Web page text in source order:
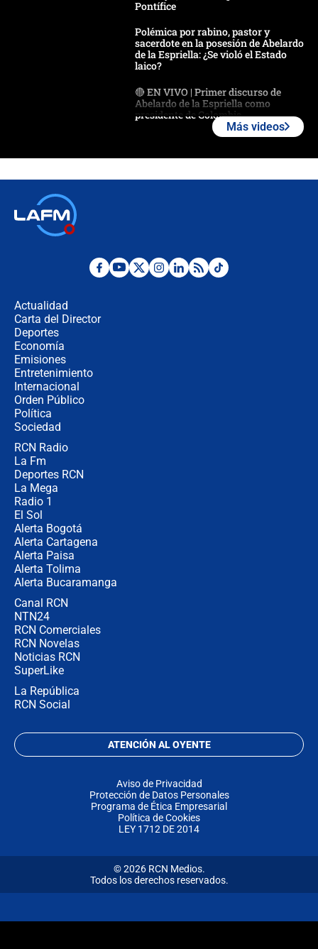
Pontífice
Polémica por rabino, pastor y
sacerdote en la posesión de Abelardo
de la Espriella: ¿Se violó el Estado
laico?
🔴 EN VIVO | Primer discurso de
Abelardo de la Espriella como
presidente de Colombia
Espriella en Cali inicia la
Desde dermatitis hasta infecciones:
Más videos
Actualidad
Carta del Director
Deportes
Economía
Emisiones
Entretenimiento
Internacional
Orden Público
Política
Sociedad
RCN Radio
La Fm
Deportes RCN
La Mega
Radio 1
El Sol
Alerta Bogotá
Alerta Cartagena
Alerta Paisa
Alerta Tolima
Alerta Bucaramanga
Canal RCN
NTN24
RCN Comerciales
RCN Novelas
Noticias RCN
SuperLike
La República
RCN Social
ATENCIÓN AL OYENTE
Aviso de Privacidad
Protección de Datos Personales
Programa de Ética Empresarial
Política de Cookies
LEY 1712 DE 2014
© 2026 RCN Medios.
Todos los derechos reservados.